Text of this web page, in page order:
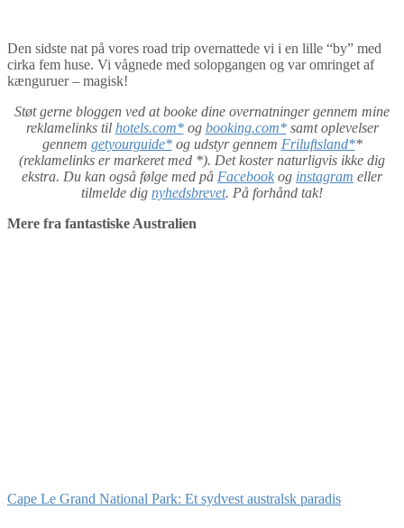
Den sidste nat på vores road trip overnattede vi i en lille “by” med
cirka fem huse. Vi vågnede med solopgangen og var omringet af
kænguruer – magisk!
Støt gerne bloggen ved at booke dine overnatninger gennem mine
reklamelinks til hotels.com*og booking.com*samt oplevelser
gennem getyourguide*og udstyr gennem Friluftsland**
(reklamelinks er markeret med *). Det koster naturligvis ikke dig
ekstra. Du kan også følge med på Facebook og instagram eller
tilmelde dig nyhedsbrevet. På forhånd tak!
Mere fra fantastiske Australien
Cape Le Grand National Park: Et sydvest australsk paradis